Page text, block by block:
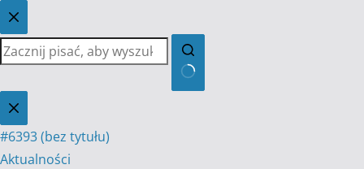
Przejdź
do
treści
Brak
wyników
#6393 (bez tytułu)
Aktualności